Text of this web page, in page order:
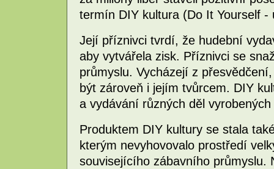
termín DIY kultura (Do It Yourself -
Její příznivci tvrdí, že hudební
aby vytvářela zisk. Příznivci se
průmyslu. Vycházejí z
být zároveň i jejím tvůrcem. DIY
a vydávání různých děl
Produktem DIY kultury se stala
kterým nevyhovovalo prostředí
souvisejícího zábavního průmyslu.